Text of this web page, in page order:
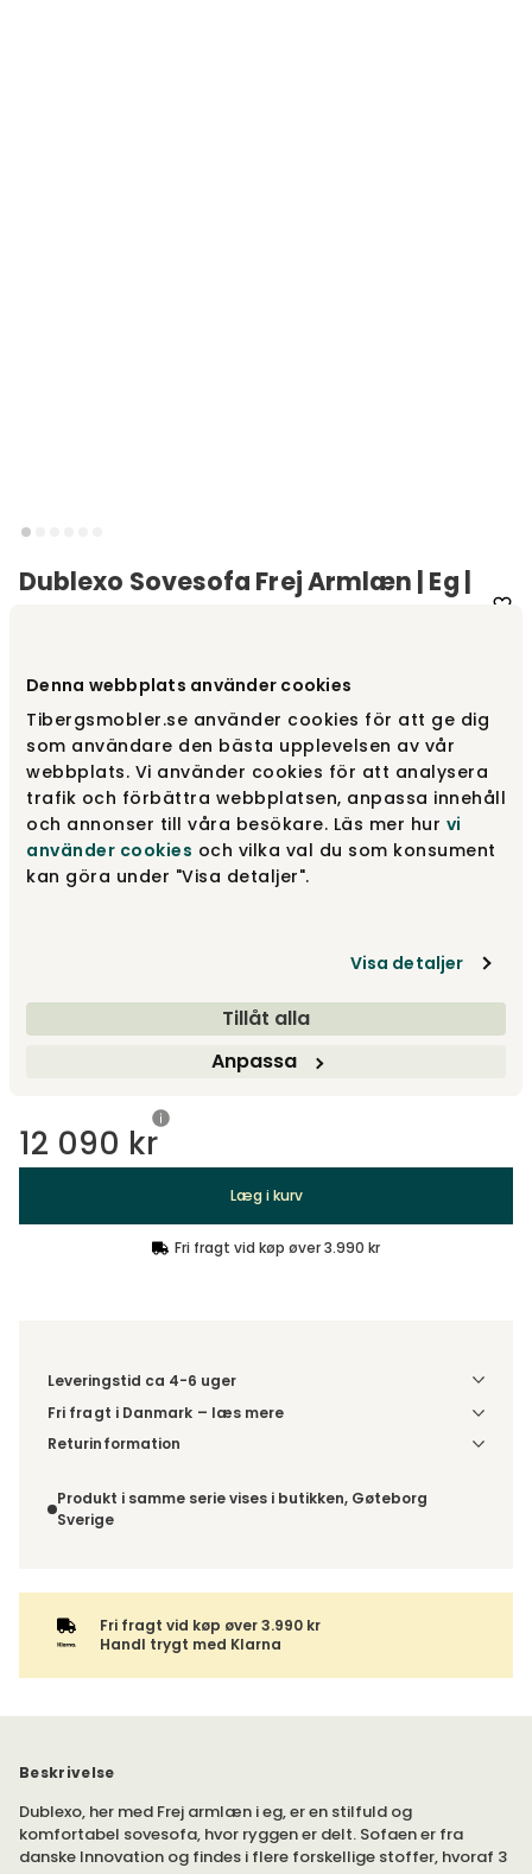
Denna webbplats använder cookies
Tibergsmobler.se använder cookies för att ge dig
som användare den bästa upplevelsen av vår
webbplats. Vi använder cookies för att analysera
trafik och förbättra webbplatsen, anpassa innehåll
och annonser till våra besökare. Läs mer hur vi
använder cookies och vilka val du som konsument
kan göra under "Visa detaljer".
Visa detaljer
Tillåt alla
Anpassa
Dublexo Sovesofa Frej Armlæn | Eg |
Vælg stofTwist Charcoal 563
Twist Charcoal 563 12 090 kr
Taura Chocco 358 12 090 kr
Vis flere +1
12 090 kr
Læg i kurv
Fri fragt vid køp øver 3.990 kr
Leveringstid ca 4-6 uger
Fri fragt i Danmark – læs mere
Denne vare leveres til din dør/tomtgrænse. Inden levering
leveringstidspunkt. Bestilles varen sammen med andre
produkter, sendes hele ordren samlet.
Returinformation
fortrydelsesret.
Produkt i samme serie vises i butikken, Gøteborg
Sverige
Fri fragt vid køp øver 3.990 kr
Handl trygt med Klarna
Beskrivelse
Dublexo, her med Frej armlæn i eg, er en stilfuld og
komfortabel sovesofa, hvor ryggen er delt. Sofaen er fra
danske Innovation og findes i flere forskellige stoffer, hvoraf 3